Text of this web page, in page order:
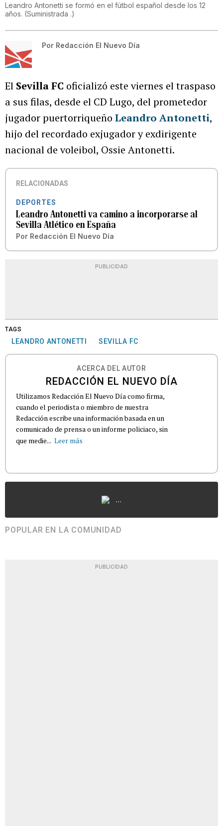
Leandro Antonetti se formó en el fútbol español desde los 12
años. (Suministrada .)
Por Redacción El Nuevo Día
El Sevilla FC oficializó este viernes el traspaso
a sus filas, desde el CD Lugo, del prometedor
jugador puertorriqueño Leandro Antonetti,
hijo del recordado exjugador y exdirigente
nacional de voleibol, Ossie Antonetti.
RELACIONADAS
DEPORTES
Leandro Antonetti va camino a incorporarse al
Sevilla Atlético en España
Por Redacción El Nuevo Día
PUBLICIDAD
TAGS
LEANDRO ANTONETTI SEVILLA FC
ACERCA DEL AUTOR
REDACCIÓN EL NUEVO DÍA
Utilizamos Redacción El Nuevo Día como firma,
cuando el periodista o miembro de nuestra
Redacción escribe una información basada en un
comunicado de prensa o un informe policiaco, sin
que medie... Leer más
...
POPULAR EN LA COMUNIDAD
PUBLICIDAD